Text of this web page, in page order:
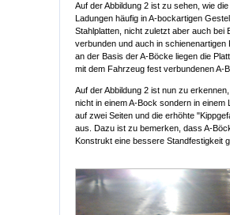
Auf der Abbildung 2 ist zu sehen, wie
Ladungen häufig in A-bockartigen
Stahlplatten, nicht zuletzt aber auch bei
verbunden und auch in
an der Basis der A-Böcke liegen die
mit dem Fahrzeug fest verbundenen A-
Auf der Abbildung 2 ist nun zu
nicht in einem A-Bock sondern in
auf zwei Seiten und die erhöhte
aus. Dazu ist zu bemerken, dass A-
Konstrukt eine bessere Standfestigkeit